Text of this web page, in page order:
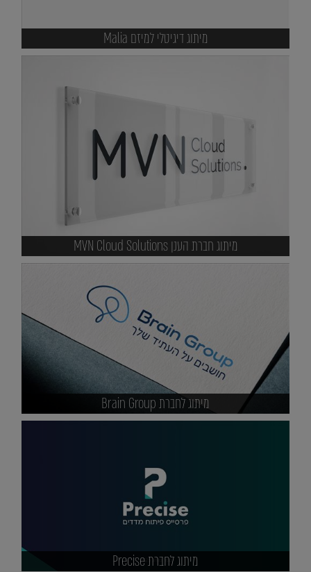
מיתוג דיגיטלי למיזם Malia
מיתוג חברת הענן MVN Cloud Solutions
מיתוג לחברת Brain Group
מיתוג לחברת Precise